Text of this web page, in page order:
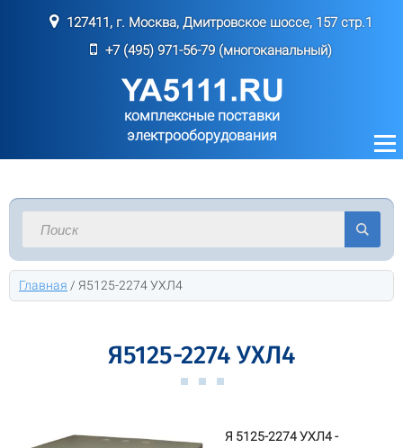
127411, г. Москва, Дмитровское шоссе, 157 стр.1
+7 (495) 971-56-79 (многоканальный)
комплексные поставки
электрооборудования
Главная / Я5125-2274 УХЛ4
Я5125-2274 УХЛ4
Я 5125-2274 УХЛ4 -